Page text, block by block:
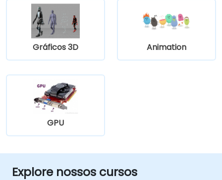
Gráficos 3D Animation
GPU
Explore nossos cursos